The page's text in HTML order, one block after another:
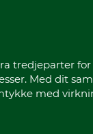
tredjeparter for
Med dit
med